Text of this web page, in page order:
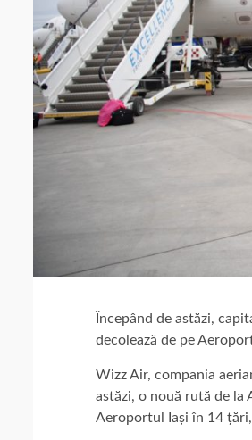
Începând de astăzi,
decolează de pe
Wizz Air, compania
astăzi, o nouă rută de la
Aeroportul Iași în 14